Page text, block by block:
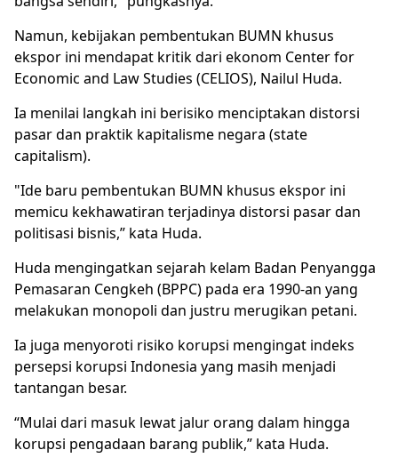
Namun, kebijakan pembentukan BUMN khusus
ekspor ini mendapat kritik dari ekonom Center for
Economic and Law Studies (CELIOS), Nailul Huda.
Ia menilai langkah ini berisiko menciptakan distorsi
pasar dan praktik kapitalisme negara (state
capitalism).
"Ide baru pembentukan BUMN khusus ekspor ini
memicu kekhawatiran terjadinya distorsi pasar dan
politisasi bisnis,” kata Huda.
Huda mengingatkan sejarah kelam Badan Penyangga
Pemasaran Cengkeh (BPPC) pada era 1990-an yang
melakukan monopoli dan justru merugikan petani.
Ia juga menyoroti risiko korupsi mengingat indeks
persepsi korupsi Indonesia yang masih menjadi
tantangan besar.
“Mulai dari masuk lewat jalur orang dalam hingga
korupsi pengadaan barang publik,” kata Huda.